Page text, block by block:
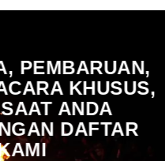
PEMBARUAN,
KHUSUS,
ANDA
DAFTAR